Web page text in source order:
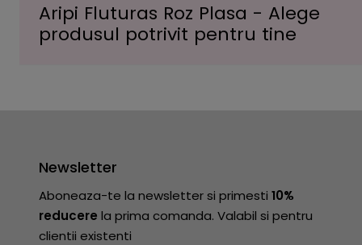
Aripi Fluturas Roz Plasa - Alege
produsul potrivit pentru tine
Newsletter
Aboneaza-te la newsletter si primesti 10%
reducere la prima comanda. Valabil si pentru
clientii existenti